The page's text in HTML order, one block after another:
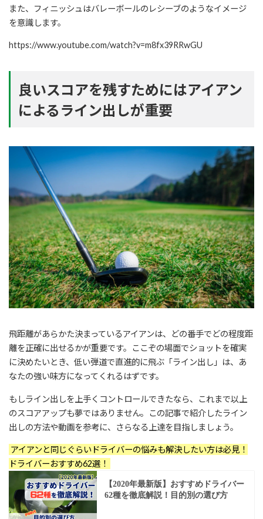
また、フィニッシュはバレーボールのレシーブのようなイメージ
を意識します。
https://www.youtube.com/watch?v=m8fx39RRwGU
良いスコアを残すためにはアイアン
によるライン出しが重要
飛距離があらかた決まっているアイアンは、どの番手でどの程度距
離を正確に出せるかが重要です。ここぞの場面でショットを確実
に決めたいとき、低い弾道で直進的に飛ぶ「ライン出し」は、あ
なたの強い味方になってくれるはずです。
もしライン出しを上手くコントロールできたなら、これまで以上
のスコアアップも夢ではありません。この記事で紹介したライン
出しの方法や動画を参考に、さらなる上達を目指しましょう。
アイアンと同じぐらいドライバーの悩みも解決したい方は必見！
ドライバーおすすめ62選！